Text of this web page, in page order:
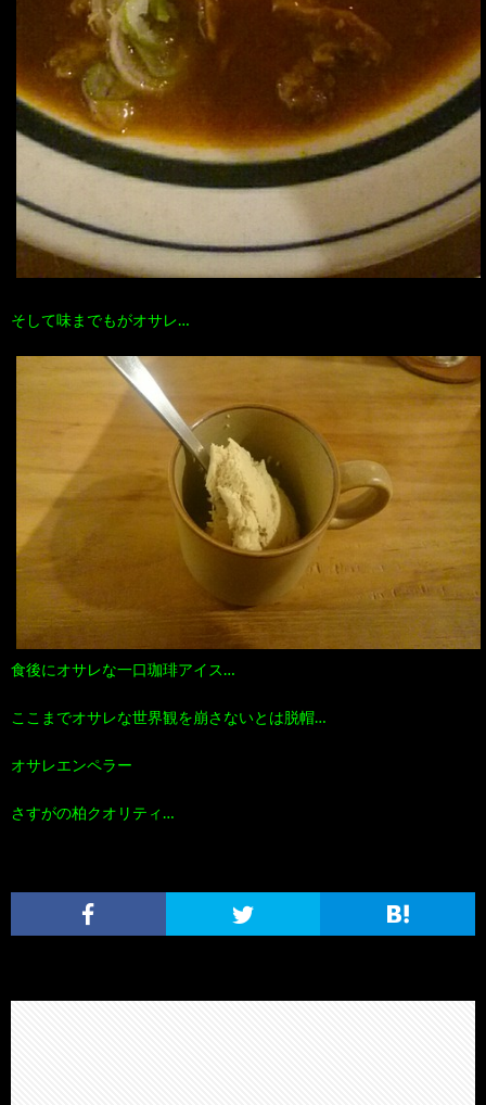
そして味までもがオサレ…
食後にオサレな一口珈琲アイス…
ここまでオサレな世界観を崩さないとは脱帽…
オサレエンペラー
さすがの柏クオリティ…